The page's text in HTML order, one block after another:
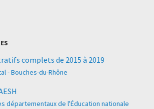
complets de 2015 à 2019
- Bouches-du-Rhône
départementaux de l'Éducation nationale